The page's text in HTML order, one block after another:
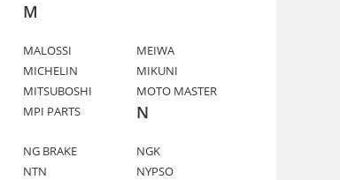
M
MALOSSI
MEIWA
MICHELIN
MIKUNI
MITSUBOSHI
MOTO MASTER
MPI PARTS
N
NG BRAKE
NGK
NTN
NYPSO